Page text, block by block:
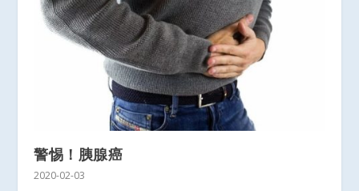
警惕！胰腺癌
2020-02-03